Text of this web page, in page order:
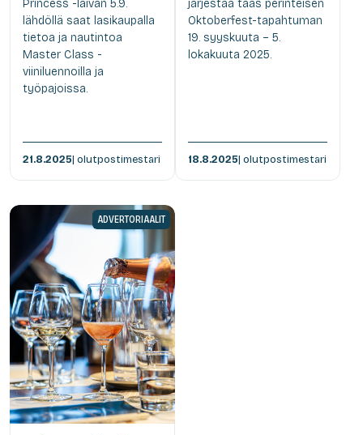
Princess -laivan 5.9.
lähdöllä saat lasikaupalla
tietoa ja nautintoa
Master Class -
viiniluennoilla ja
työpajoissa.
21.8.2025| olutpostimestari
järjestää taas perinteisen
Oktoberfest-tapahtuman
19. syyskuuta – 5.
lokakuuta 2025.
18.8.2025| olutpostimestari
ADVERTORIAALIT